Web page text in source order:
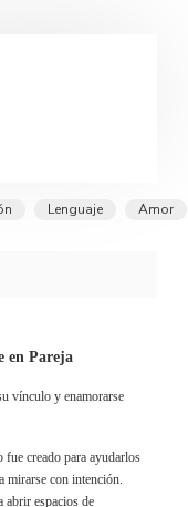
Lenguaje Amor
en Pareja
vínculo y enamorarse
fue creado para ayudarlos
mirarse con intención.
abrir espacios de